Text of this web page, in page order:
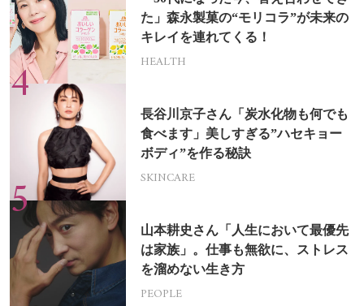
た」森永製菓の“モリコラ”が未来の
キレイを連れてくる！
HEALTH
長谷川京子さん「炭水化物も何でも
食べます」美しすぎる”ハセキョー
ボディ”を作る秘訣
SKINCARE
山本耕史さん「人生において最優先
は家族」。仕事も無欲に、ストレス
を溜めない生き方
PEOPLE